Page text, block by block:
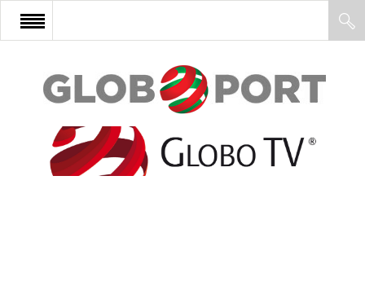
FŐOLDAL
AFRIKA